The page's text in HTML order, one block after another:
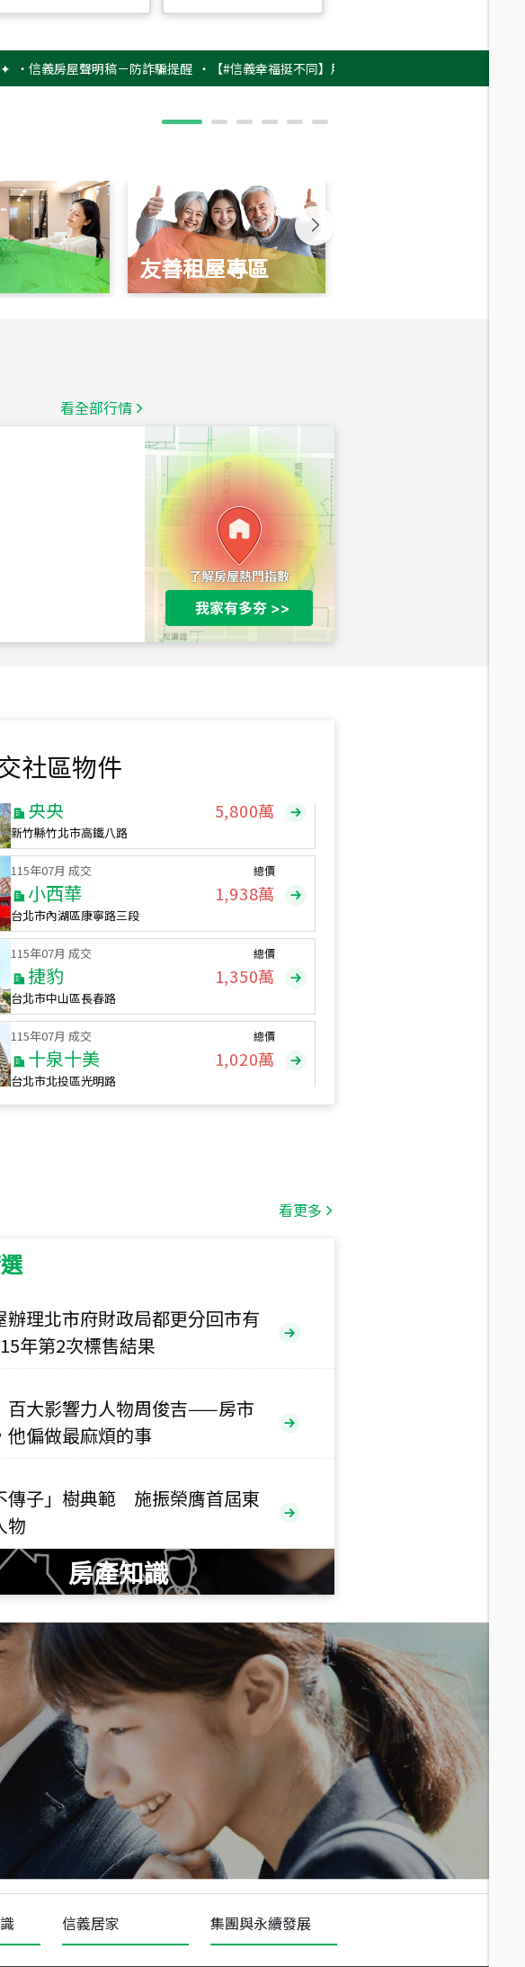
房屋聲明稿－防詐騙提醒 ‧【#信義幸福挺不同】用實力，讓升職免抽號碼牌！最新雇主品
友善租屋專區
看全部行情
社區物件
總價
1,020萬
總價
490萬
新竹市新竹市慈祥路
總價
1,808萬
115年07月 成交
央央
新竹縣竹北市高鐵八路
115年07月 成交
小西華
台北市內湖區康寧路三段
總價
1,938萬
115年07月 成交
捷豹
台北市中山區長春路
總價
1,350萬
115年07月 成交
十泉十美
台北市北投區光明路
總價
1,020萬
115
新北市永和區環河西路二段
115年07月 成交
央央 5,800萬
115年07月 成交
小西華
115 年 07 月 成交
台北市中山區長春路
總價
115年07月 成交
十泉十美
台北市北投區光明路
總價
1,020 萬
年 07 月 成交
四維天廈
新竹市新竹市四維路
總價
490萬
115 月 成交
菁英典藏
新竹市新竹市慈祥路
1,808萬
看更多
辦理北市府財政局都更分回市有
年第2次標售結果
百大影響力人物周俊吉——房市
他偏做最麻煩的事
傳子」樹典範 施振榮膺首屆東
物
房產知識
信義居家 集團與永續發展